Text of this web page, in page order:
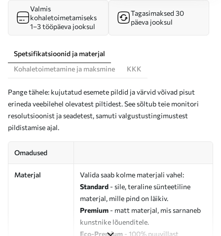
Valmis
kohaletoimetamiseks
1–3 tööpäeva jooksul
Tagasimaksed 30
päeva jooksul
Spetsifikatsioonid ja materjal
Kohaletoimetamine ja maksmine
KKK
Pange tähele: kujutatud esemete pildid ja värvid võivad pisut
erineda veebilehel olevatest piltidest. See sõltub teie monitori
resolutsioonist ja seadetest, samuti valgustustingimustest
pildistamise ajal.
Omadused
Materjal
Valida saab kolme materjali vahel:
Standard - sile, teraline sünteetiline
materjal, mille pind on läikiv.
Premium - matt materjal, mis sarnaneb
kunstnike lõuenditele.
Eco-Premium - 100% puuvillast